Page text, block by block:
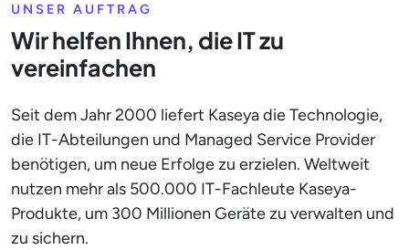
UNSER AUFTRAG
Wir helfen Ihnen, die IT zu
vereinfachen
Seit dem Jahr 2000 liefert Kaseya die Technologie,
die IT-Abteilungen und Managed Service Provider
benötigen, um neue Erfolge zu erzielen. Weltweit
nutzen mehr als 500.000 IT-Fachleute Kaseya-
Produkte, um 300 Millionen Geräte zu verwalten und
zu sichern.